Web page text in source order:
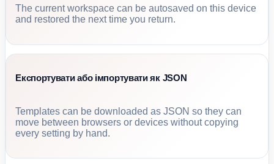
The current workspace can be autosaved on this device
and restored the next time you return.
Експортувати або імпортувати як JSON
Templates can be downloaded as JSON so they can
move between browsers or devices without copying
every setting by hand.